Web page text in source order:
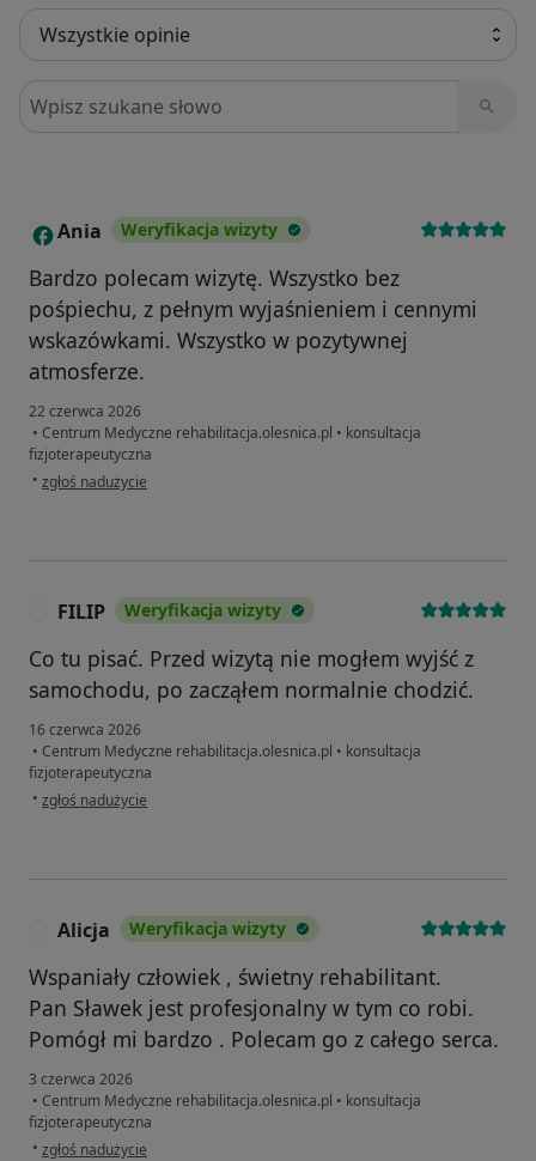
Szukaj w opiniach
A Ania Weryfikacja wizyty
Bardzo polecam wizytę. Wszystko bez
pośpiechu, z pełnym wyjaśnieniem i cennymi
wskazówkami. Wszystko w pozytywnej
atmosferze.
22 czerwca 2026
• Centrum Medyczne rehabilitacja.olesnica.pl • konsultacja
fizjoterapeutyczna
• w opinii użytkownika Ania
zgłoś nadużycie
FILIP Weryfikacja wizyty
Co tu pisać. Przed wizytą nie mogłem wyjść z
samochodu, po zacząłem normalnie chodzić.
16 czerwca 2026
• Centrum Medyczne rehabilitacja.olesnica.pl • konsultacja
fizjoterapeutyczna
• w opinii użytkownika FILIP
zgłoś nadużycie
Alicja Weryfikacja wizyty
Wspaniały człowiek , świetny rehabilitant.
Pan Sławek jest profesjonalny w tym co robi.
Pomógł mi bardzo . Polecam go z całego serca.
3 czerwca 2026
• Centrum Medyczne rehabilitacja.olesnica.pl • konsultacja
fizjoterapeutyczna
• w opinii użytkownika Alicja
zgłoś nadużycie